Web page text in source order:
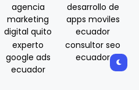
agencia
marketing
digital quito
desarrollo de
apps moviles
ecuador
experto
google ads
ecuador
consultor seo
ecuador